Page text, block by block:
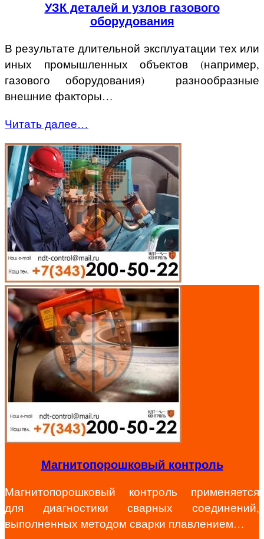
УЗК деталей и узлов газового
оборудования
В результате длительной эксплуатации тех или
иных промышленных объектов (например,
газового оборудования) разнообразные
внешние факторы…
Читать далее…
Магнитопорошковый контроль
Магнитопорошковый контроль применяется
для диагностики сварных соединений,
выполненных методом сварки плавлением…